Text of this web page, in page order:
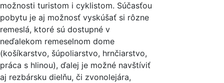
možnosti turistom i cyklistom. Súčasťou
pobytu je aj možnosť vyskúšať si rôzne
remeslá, ktoré sú dostupné v
neďalekom remeselnom dome
(košíkarstvo, šúpoliarstvo, hrnčiarstvo,
práca s hlinou), ďalej je možné navštíviť
aj rezbársku dielňu, či zvonolejára,